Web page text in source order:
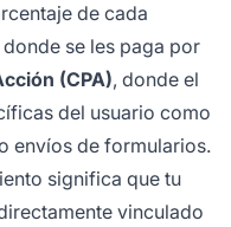
de cada
donde se les paga por
(CPA), donde el
del usuario como
envíos de formularios.
significa que tu
vinculado